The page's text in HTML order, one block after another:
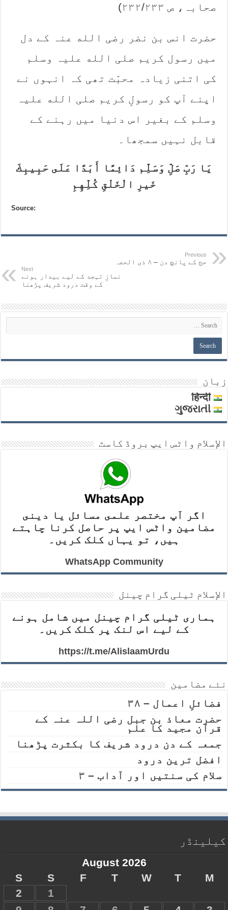
صحابہ، ص ۲۳۲/۲۳۳)
حضرت انس بن نضر رضی الله عنہ کے دل
میں رسول کریم صلی الله علیہ وسلم
کی اتنی زیادہ محبّت تھی کہ انہوں نے
اپنے آپ کو رسولِ کریم صلی الله علیہ
وسلم کے بغیر اس دنیا میں رہنے کے
قابل نہیں سمجھا۔ ‎
‎يَا رَبِّ صَلِّ وَسَلِّم دَائِمًا أَبَدًا عَلَى حَبِيبِكَ
خَيرِ الْخَلْقِ كُلِّهِمِ‎
Source:
Previous
حج کے پانچ دن – ۸ ذی الحجہ
Next
نمازِ تہجد کے لیے بیدار ہونے
کے وقت درود شریف پڑھنا
زبان
हिन्दी
ગુજરાતી
الإسلام واٹس ايپ بروڈ کاسٹ
اگر آپ مختصر علمى مسائل يا دينى
مضامين واٹس ايپ پر حاصل کرنا چاہتے
ہیں، تو یہاں کلک کریں۔
WhatsApp Community
الإسلام ٹیلی گرام چینل
ہماری ٹیلی گرام چینل میں شامل ہونے
کے لیے اس لنک پر کلک کریں۔
https://t.me/AlislaamUrdu
نئے مضامین
فضائلِ اعمال – ۳۸
حضرت معاذ بن جبل رضی اللہ عنہ کے
قرآن مجید کا علم
جمعہ کے دن درود شریف کا بکثرت پڑھنا
افضل ترین درود
سلام کی سنتیں اور آداب – ۳
کیلینڈر
August 2026
M
T
W
T
F
S
S
1
2